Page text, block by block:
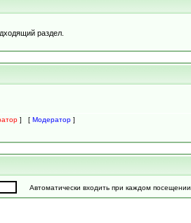
раздел.
] [ Модератор ]
Автоматически входить при каждом посещении